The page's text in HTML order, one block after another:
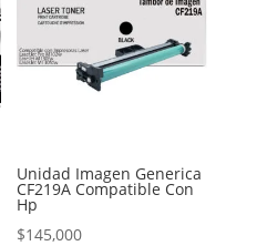
Unidad Imagen Generica
CF219A Compatible Con
Hp
$145,000